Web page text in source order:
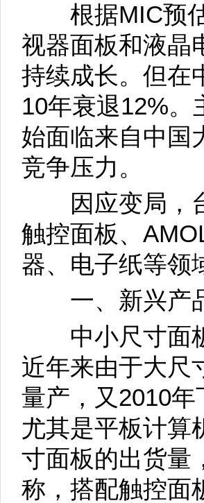
根据MIC预估
视器面板和液晶
持续成长。但在
10年衰退12%。
始面临来自中国
竞争压力。
因应变局，台
触控面板、
器、电子纸等领
一、新兴产品
中小尺寸面板
近年来由于大尺
量产，又2010
尤其是平板计算
寸面板的出货量
称，搭配触控面